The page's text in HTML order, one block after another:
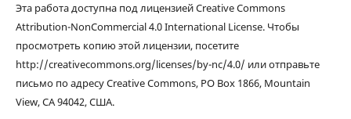
Эта работа доступна под лицензией Creative Commons
Attribution-NonCommercial 4.0 International License. Чтобы
просмотреть копию этой лицензии, посетите
http://creativecommons.org/licenses/by-nc/4.0/ или отправьте
письмо по адресу Creative Commons, PO Box 1866, Mountain
View, CA 94042, США.